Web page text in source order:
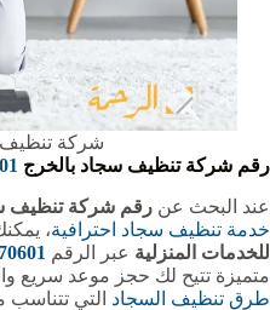
شركة تنظيف
رقم شركة تنظيف سجاد بالخرج
عند البحث عن رقم شركة تنظيف
خدمة تنظيف سجاد احترافية،
للخدمات المنزلية عبر الرقم
متميزة تتيح لك حجز موعد سريع
طرق تنظيف السجاد التي تتناسب